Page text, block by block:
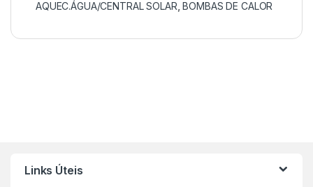
AQUEC.ÁGUA/CENTRAL SOLAR ,BOMBAS DE CALOR
Links Úteis